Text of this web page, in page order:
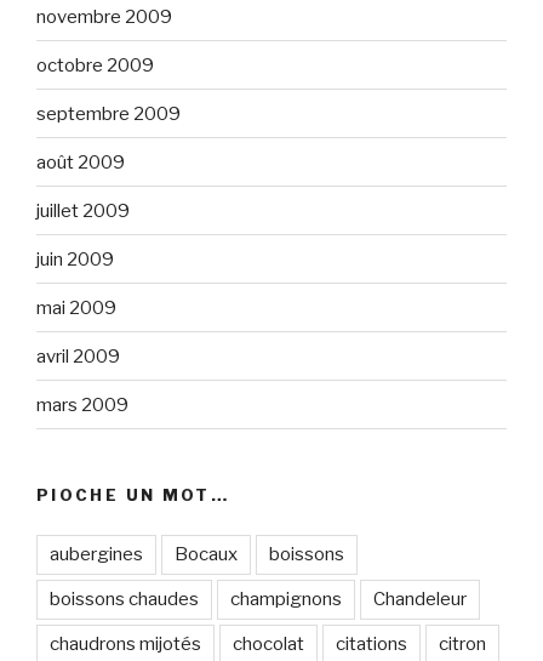
novembre 2009
octobre 2009
septembre 2009
août 2009
juillet 2009
juin 2009
mai 2009
avril 2009
mars 2009
PIOCHE UN MOT…
aubergines Bocaux boissons
boissons chaudes champignons Chandeleur
chaudrons mijotés chocolat citations citron